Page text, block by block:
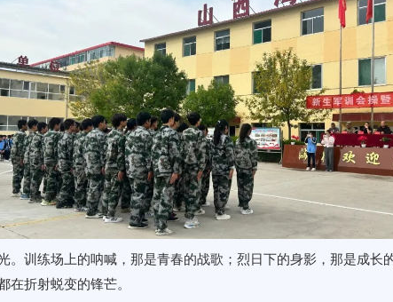
。训练场上的呐喊，那是青春的战歌；烈日下的身影，那是成长
在折射蜕变的锋芒。